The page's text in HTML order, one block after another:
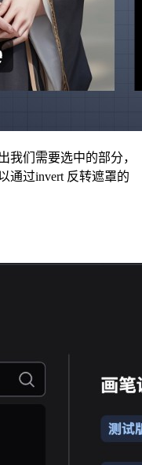
我们需要选中的部分，
通过invert 反转遮罩的